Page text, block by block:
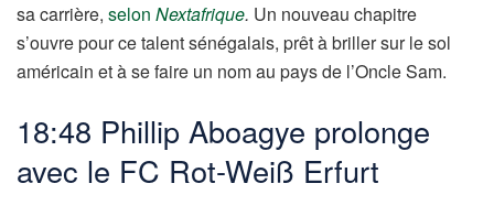
sa carrière, selon Nextafrique. Un nouveau chapitre
s’ouvre pour ce talent sénégalais, prêt à briller sur le sol
américain et à se faire un nom au pays de l’Oncle Sam.
18:48 Phillip Aboagye prolonge
avec le FC Rot-Weiß Erfurt